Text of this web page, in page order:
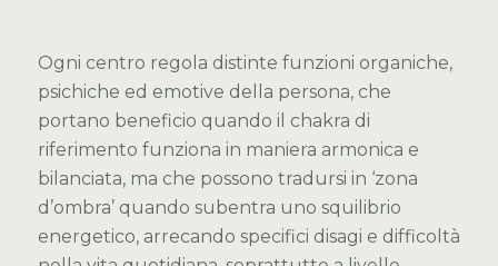
Ogni centro regola distinte funzioni organiche,
psichiche ed emotive della persona, che
portano beneficio quando il chakra di
riferimento funziona in maniera armonica e
bilanciata, ma che possono tradursi in ‘zona
d’ombra’ quando subentra uno squilibrio
energetico, arrecando specifici disagi e difficoltà